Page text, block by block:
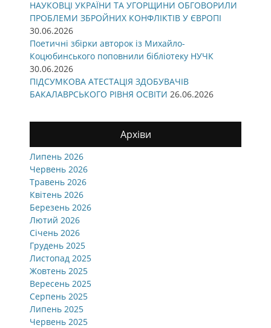
НАУКОВЦІ УКРАЇНИ ТА УГОРЩИНИ ОБГОВОРИЛИ
ПРОБЛЕМИ ЗБРОЙНИХ КОНФЛІКТІВ У ЄВРОПІ
30.06.2026
Поетичні збірки авторок із Михайло-
Коцюбинського поповнили бібліотеку НУЧК
30.06.2026
ПІДСУМКОВА АТЕСТАЦІЯ ЗДОБУВАЧІВ
БАКАЛАВРСЬКОГО РІВНЯ ОСВІТИ 26.06.2026
Архіви
Липень 2026
Червень 2026
Травень 2026
Квітень 2026
Березень 2026
Лютий 2026
Січень 2026
Грудень 2025
Листопад 2025
Жовтень 2025
Вересень 2025
Серпень 2025
Липень 2025
Червень 2025